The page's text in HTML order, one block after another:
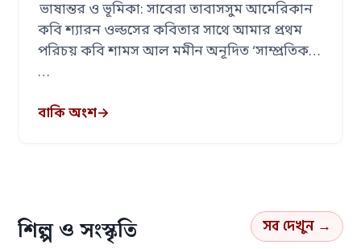
ভাষান্তর ও ভূমিকা: সাবেরা তাবাসসুম আমেরিকান
কবি শ্যারন ওল্ডসের কবিতার সাথে আমার প্রথম
পরিচয় কবি শামস আল মমীন অনূদিত ‘সাম্প্রতিক
…
বাকি অংশ→
শিল্প ও সংস্কৃতি সব দেখুন →